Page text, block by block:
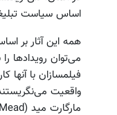
اساس سیاست
همه این آثار بر
می‌توان رویدادها
فیلمسازان با
واقعیت